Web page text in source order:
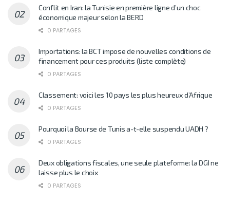
Conflit en Iran: la Tunisie en première ligne d’un choc
économique majeur selon la BERD
0 PARTAGES
Importations: la BCT impose de nouvelles conditions de
financement pour ces produits (liste complète)
0 PARTAGES
Classement: voici les 10 pays les plus heureux d’Afrique
0 PARTAGES
Pourquoi la Bourse de Tunis a-t-elle suspendu UADH ?
0 PARTAGES
Deux obligations fiscales, une seule plateforme: la DGI ne
laisse plus le choix
0 PARTAGES